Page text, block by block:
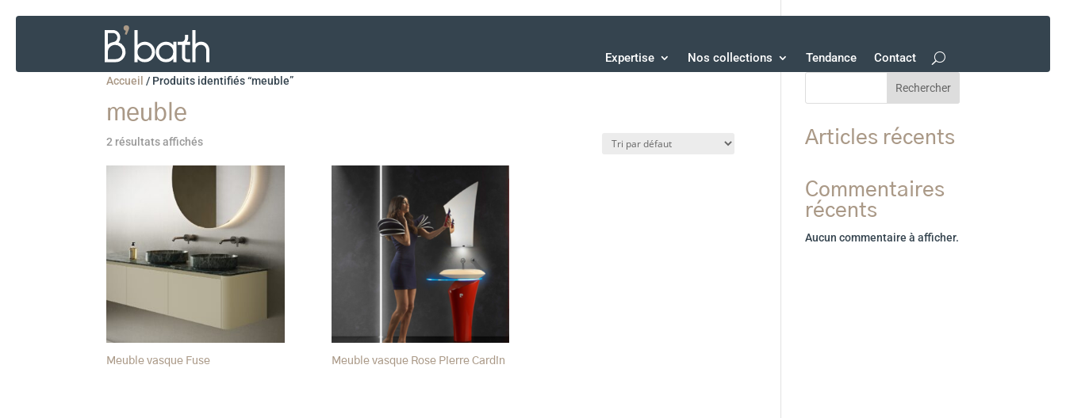
Expertise Nos collections Tendance Contact
Accueil / Produits identifiés “meuble”
meuble
2 résultats affichés
Meuble vasque Fuse Meuble vasque Rose Pierre Cardin
Rechercher
Articles récents
Commentaires
récents
Aucun commentaire à afficher.